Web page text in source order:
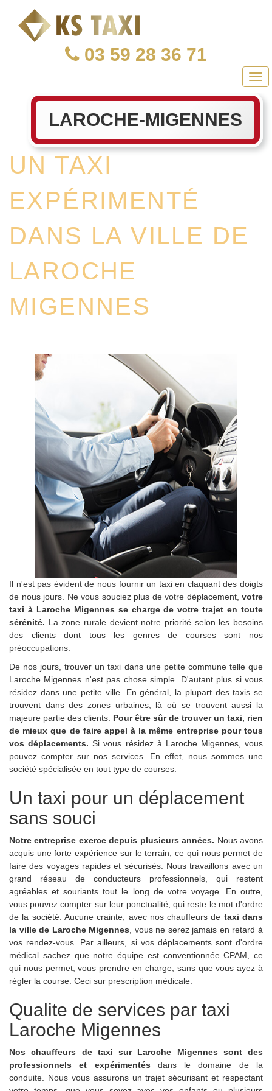
03 59 28 36 71
LAROCHE-MIGENNES
UN TAXI
EXPÉRIMENTÉ
DANS LA VILLE DE
LAROCHE
MIGENNES
Il n'est pas évident de nous fournir un taxi en claquant des doigts
de nous jours. Ne vous souciez plus de votre déplacement, votre
taxi à Laroche Migennes se charge de votre trajet en toute
sérénité. La zone rurale devient notre priorité selon les besoins
des clients dont tous les genres de courses sont nos
préoccupations.
De nos jours, trouver un taxi dans une petite commune telle que
Laroche Migennes n'est pas chose simple. D'autant plus si vous
résidez dans une petite ville. En général, la plupart des taxis se
trouvent dans des zones urbaines, là où se trouvent aussi la
majeure partie des clients. Pour être sûr de trouver un taxi, rien
de mieux que de faire appel à la même entreprise pour tous
vos déplacements. Si vous résidez à Laroche Migennes, vous
pouvez compter sur nos services. En effet, nous sommes une
société spécialisée en tout type de courses.
Un taxi pour un déplacement
sans souci
Notre entreprise exerce depuis plusieurs années. Nous avons
acquis une forte expérience sur le terrain, ce qui nous permet de
faire des voyages rapides et sécurisés. Nous travaillons avec un
grand réseau de conducteurs professionnels, qui restent
agréables et souriants tout le long de votre voyage. En outre,
vous pouvez compter sur leur ponctualité, qui reste le mot d'ordre
de la société. Aucune crainte, avec nos chauffeurs de taxi dans
la ville de Laroche Migennes , vous ne serez jamais en retard à
vos rendez-vous. Par ailleurs, si vos déplacements sont d'ordre
médical sachez que notre équipe est conventionnée CPAM, ce
qui nous permet, vous prendre en charge, sans que vous ayez à
régler la course. Ceci sur prescription médicale.
Qualite de services par taxi
Laroche Migennes
Nos chauffeurs de taxi sur Laroche Migennes sont des
professionnels et expérimentés dans le domaine de la
conduite. Nous vous assurons un trajet sécurisant et respectant